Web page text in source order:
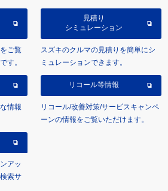
ご覧
す。
見積り
シミュレーション
スズキのクルマの見積りを簡単にシ
ミュレーションできます。
情報
リコール等情報
リコール/改善対策/サービスキャンペ
ーンの情報をご覧いただけます。
アッ
索サ